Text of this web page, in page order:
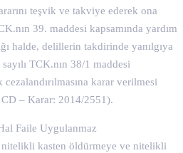
teşvik ve takviye ederek ona
39. maddesi kapsamında yardım
halde, delillerin takdirinde yanılgıya
TCK.nın 38/1 maddesi
karar verilmesi
CD – Karar: 2014/2551).
Faile Uygulanmaz
nitelikli kasten öldürmeye ve nitelikli